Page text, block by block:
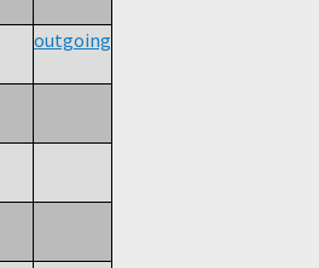
outgoing